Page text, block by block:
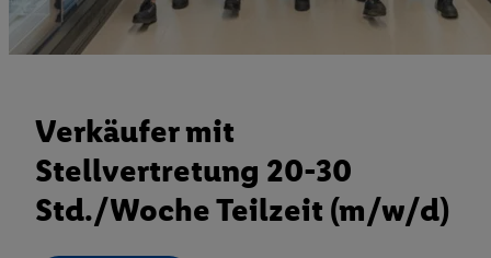
Verkäufer mit
Stellvertretung 20-30
Std./Woche Teilzeit (m/w/d)